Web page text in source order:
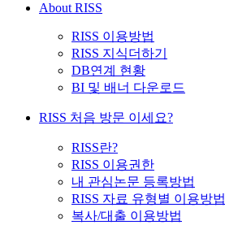
About RISS
RISS 이용방법
RISS 지식더하기
DB연계 현황
BI 및 배너 다운로드
RISS 처음 방문 이세요?
RISS란?
RISS 이용권한
내 관심논문 등록방법
RISS 자료 유형별 이용방법
복사/대출 이용방법